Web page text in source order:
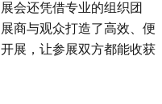
会还凭借专业的组织团
商与观众打造了高效、便
展，让参展双方都能收获